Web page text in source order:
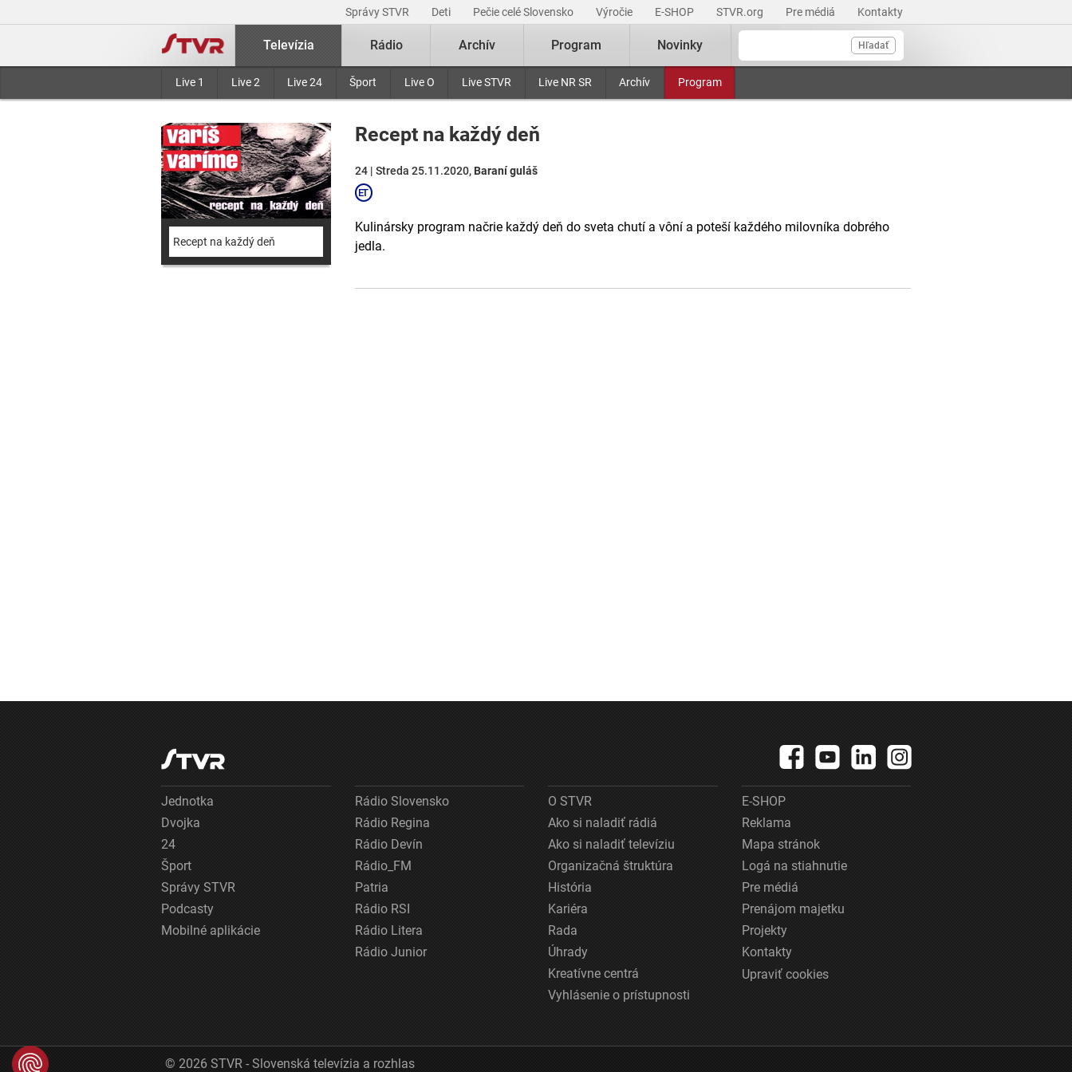
Správy STVR Deti Pečie celé Slovensko Výročie E-SHOP STVR.org Pre médiá Kontakty
Hľadať
Televízia
Live 1 Live 2 Live 24 Šport Live O Live STVR Live NR SR Archív Program
Rádio Archív Program Novinky
Recept na každý deň
Recept na každý deň
24 | Streda 25.11.2020, Baraní guláš
Kulinársky program načrie každý deň do sveta chutí a vôní a poteší každého milovníka dobrého
jedla.
Jednotka
Dvojka
24
Šport
Správy STVR
Podcasty
Mobilné aplikácie
Rádio Slovensko
Rádio Regina
Rádio Devín
Rádio_FM
Patria
Rádio RSI
Rádio Litera
Rádio Junior
O STVR
Ako si naladiť rádiá
Ako si naladiť televíziu
Organizačná štruktúra
História
Kariéra
Rada
Úhrady
Kreatívne centrá
Vyhlásenie o prístupnosti
E-SHOP
Reklama
Mapa stránok
Logá na stiahnutie
Pre médiá
Prenájom majetku
Projekty
Kontakty
Upraviť cookies
© 2026 STVR - Slovenská televízia a rozhlas